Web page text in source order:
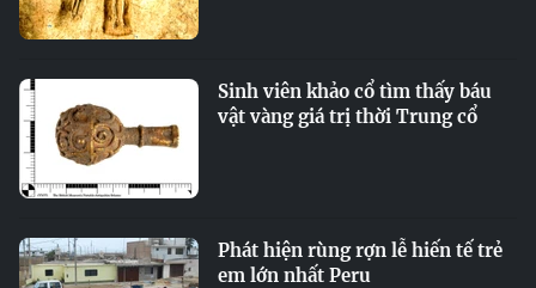
Sinh viên khảo cổ tìm thấy báu
vật vàng giá trị thời Trung cổ
Phát hiện rùng rợn lễ hiến tế trẻ
em lớn nhất Peru